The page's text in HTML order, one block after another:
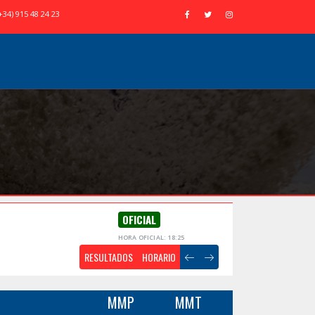
915 48 24 23
OFICIAL
HORA OFICIAL: 18:25
RESULTADOS HORARIO
MMP MMT